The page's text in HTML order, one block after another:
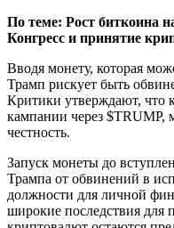
По теме: Рост биткоина
Конгресс и принятие
Вводя монету, которая
Трамп рискует быть
Критики утверждают,
кампании через $TRUMP,
честность.
Запуск монеты до
Трампа от обвинений в
должности для личной
широкие последствия